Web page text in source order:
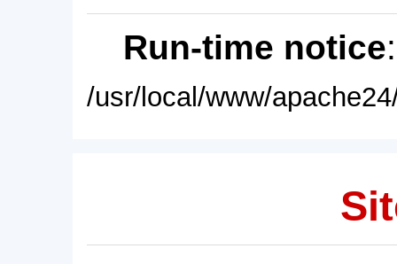
Run-time notice
/usr/local/www/